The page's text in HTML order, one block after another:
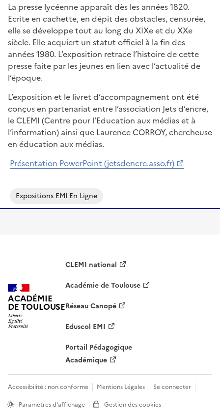
La presse lycéenne apparaît dès les années 1820.
Ecrite en cachette, en dépit des obstacles, censurée,
elle se développe tout au long du XIXe et du XXe
siècle. Elle acquiert un statut officiel à la fin des
années 1980. L’exposition retrace l’histoire de cette
presse faite par les jeunes en lien avec l’actualité de
l’époque.
L’exposition et le livret d’accompagnement ont été
conçus en partenariat entre l’association Jets d’encre,
le CLEMI (Centre pour l’Education aux médias et à
l’information) ainsi que Laurence CORROY, chercheuse
en éducation aux médias.
Présentation PowerPoint (jetsdencre.asso.fr)
Expositions EMI En Ligne
ACADÉMIE
DE TOULOUSE
CLEMI national
Académie de Toulouse
Réseau Canopé
Eduscol EMI
Portail Pédagogique
Académique
Accessibilité : non conforme Mentions Légales
Se connecter
Paramètres d'affichage
Gestion des cookies